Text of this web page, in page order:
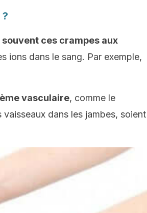
ces crampes aux
ions dans le sang. Par exemple,
vasculaire, comme le
dans les jambes, soient